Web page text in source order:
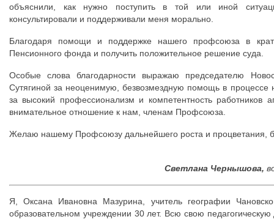
объяснили, как нужно поступить в той или иной
консультировали и поддерживали меня морально.
Благодаря помощи и поддержке нашего профсоюза в
Пенсионного фонда и получить положительное решение суда.
Особые слова благодарности выражаю председателю
Сутягиной за неоценимую, безвозмездную помощь в процессе
за высокий профессионализм и компетентность работников
внимательное отношение к нам, членам Профсоюза.
Желаю нашему Профсоюзу дальнейшего роста и процветания,
Светлана Чернышова,
Я, Оксана Ивановна Мазурина, учитель географии
образовательном учреждении 30 лет. Всю свою